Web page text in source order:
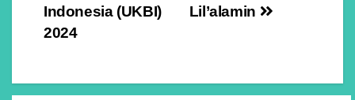
Lil’alamin
Indonesia (UKBI)
2024